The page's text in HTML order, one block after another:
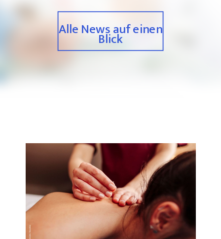
Alle News auf einen
Blick